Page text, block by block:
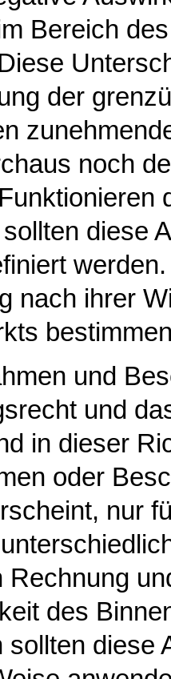
Bereich
der
noch
diese
nach ihrer
und
und
in dieser
oder
nur
Rechnung
des
sollten diese